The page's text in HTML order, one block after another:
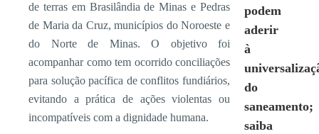
de terras em Brasilândia de Minas e Pedras
de Maria da Cruz, municípios do Noroeste e
do Norte de Minas. O objetivo foi
acompanhar como tem ocorrido conciliações
para solução pacífica de conflitos fundiários,
evitando a prática de ações violentas ou
incompatíveis com a dignidade humana.
podem
aderir
à
do
saneamento;
saiba